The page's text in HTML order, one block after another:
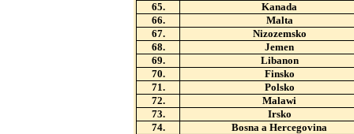
65.
Kanada
66.
Malta
67.
Nizozemsko
68.
Jemen
69.
Libanon
70.
Finsko
71.
Polsko
72.
Malawi
73.
Irsko
74.
Bosna a Hercegovina